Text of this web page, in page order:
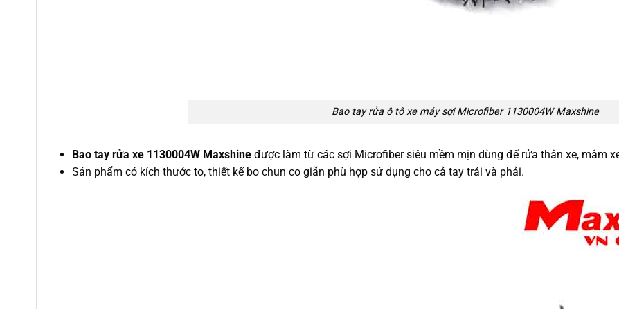
Bao tay rửa ô tô xe máy sợi Microfiber 1130004W Maxshine
Bao tay rửa xe 1130004W Maxshine được làm từ các sợi Microfiber siêu mềm mịn dùng để rửa thân xe, mâm
Sản phẩm có kích thước to, thiết kế bo chun co giãn phù hợp sử dụng cho cả tay trái và phải.